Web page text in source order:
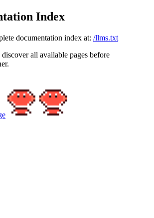
Index
documentation index at: /llms.txt
all available pages before